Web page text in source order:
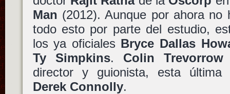
Man (2012). Aunque por ahora no
todo esto por parte del estudio,
los ya oficiales Bryce Dallas
Ty Simpkins. Colin Trevorrow
director y guionista, esta última
Derek Connolly.